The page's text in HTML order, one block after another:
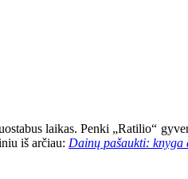
laikas. Penki „Ratilio“
iš arčiau: Dainų pašaukti: